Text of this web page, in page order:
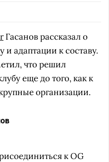
Гасанов рассказал о
адаптации к составу.
что решил
еще до того, как к
организации.
к OG